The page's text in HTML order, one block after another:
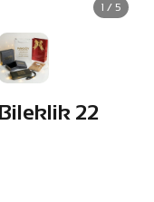
1 / 5
22